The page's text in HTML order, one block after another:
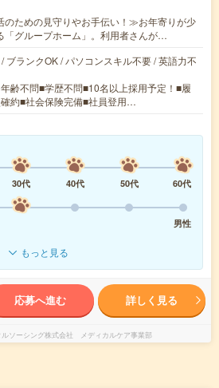
ための見守りやお手伝い！≫お年寄りが少
「グループホーム」。利用者さんが…
ブランクOK / パソコンスキル不要 / 英語力不
齢不問■学歴不問■10名以上採用予定！■履
約■社会保険完備■社員登用…
30代 40代 50代
60代
男性
もっと見る
応募へ進む 詳しく見る
ルソーシング株式会社 メディカルケア事業部